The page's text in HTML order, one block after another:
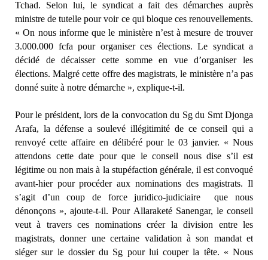
Tchad. Selon lui, le syndicat a fait des démarches auprès
ministre de tutelle pour voir ce qui bloque ces renouvellements.
« On nous informe que le ministère n’est à mesure de trouver
3.000.000 fcfa pour organiser ces élections. Le syndicat a
décidé de décaisser cette somme en vue d’organiser les
élections. Malgré cette offre des magistrats, le ministère n’a pas
donné suite à notre démarche », explique-t-il.
Pour le président, lors de la convocation du Sg du Smt Djonga
Arafa, la défense a soulevé illégitimité de ce conseil qui a
renvoyé cette affaire en délibéré pour le 03 janvier. « Nous
attendons cette date pour que le conseil nous dise s’il est
légitime ou non mais à la stupéfaction générale, il est convoqué
avant-hier pour procéder aux nominations des magistrats. Il
s’agit d’un coup de force juridico-judiciaire que nous
dénonçons », ajoute-t-il. Pour Allaraketé Sanengar, le conseil
veut à travers ces nominations créer la division entre les
magistrats, donner une certaine validation à son mandat et
siéger sur le dossier du Sg pour lui couper la tête. « Nous